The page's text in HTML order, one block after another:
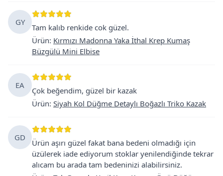
GY
Tam kalıb renkide cok güzel.
Ürün: Kırmızı Madonna Yaka İthal Krep Kumaş
Büzgülü Mini Elbise
EA
Çok beğendim, güzel bir kazak
Ürün: Siyah Kol Düğme Detaylı Boğazlı Triko Kazak
GD
Ürün aşırı güzel fakat bana bedeni olmadığı için
üzülerek iade ediyorum stoklar yenilendiğinde tekrar
alıcam bu arada tam bedeninizi alabilirsiniz.